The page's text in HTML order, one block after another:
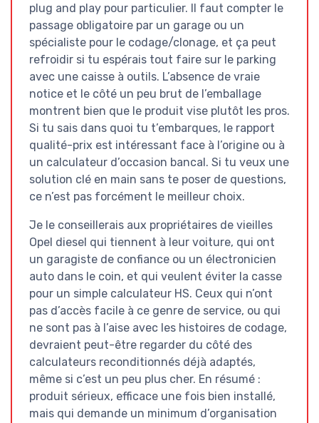
plug and play pour particulier. Il faut compter le
passage obligatoire par un garage ou un
spécialiste pour le codage/clonage, et ça peut
refroidir si tu espérais tout faire sur le parking
avec une caisse à outils. L’absence de vraie
notice et le côté un peu brut de l’emballage
montrent bien que le produit vise plutôt les pros.
Si tu sais dans quoi tu t’embarques, le rapport
qualité-prix est intéressant face à l’origine ou à
un calculateur d’occasion bancal. Si tu veux une
solution clé en main sans te poser de questions,
ce n’est pas forcément le meilleur choix.
Je le conseillerais aux propriétaires de vieilles
Opel diesel qui tiennent à leur voiture, qui ont
un garagiste de confiance ou un électronicien
auto dans le coin, et qui veulent éviter la casse
pour un simple calculateur HS. Ceux qui n’ont
pas d’accès facile à ce genre de service, ou qui
ne sont pas à l’aise avec les histoires de codage,
devraient peut-être regarder du côté des
calculateurs reconditionnés déjà adaptés,
même si c’est un peu plus cher. En résumé :
produit sérieux, efficace une fois bien installé,
mais qui demande un minimum d’organisation